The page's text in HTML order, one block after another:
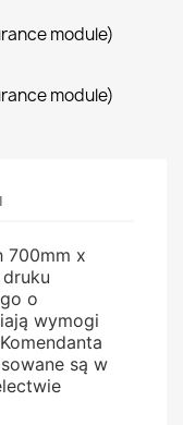
module)
module)
700mm x
o
wymogi
są w